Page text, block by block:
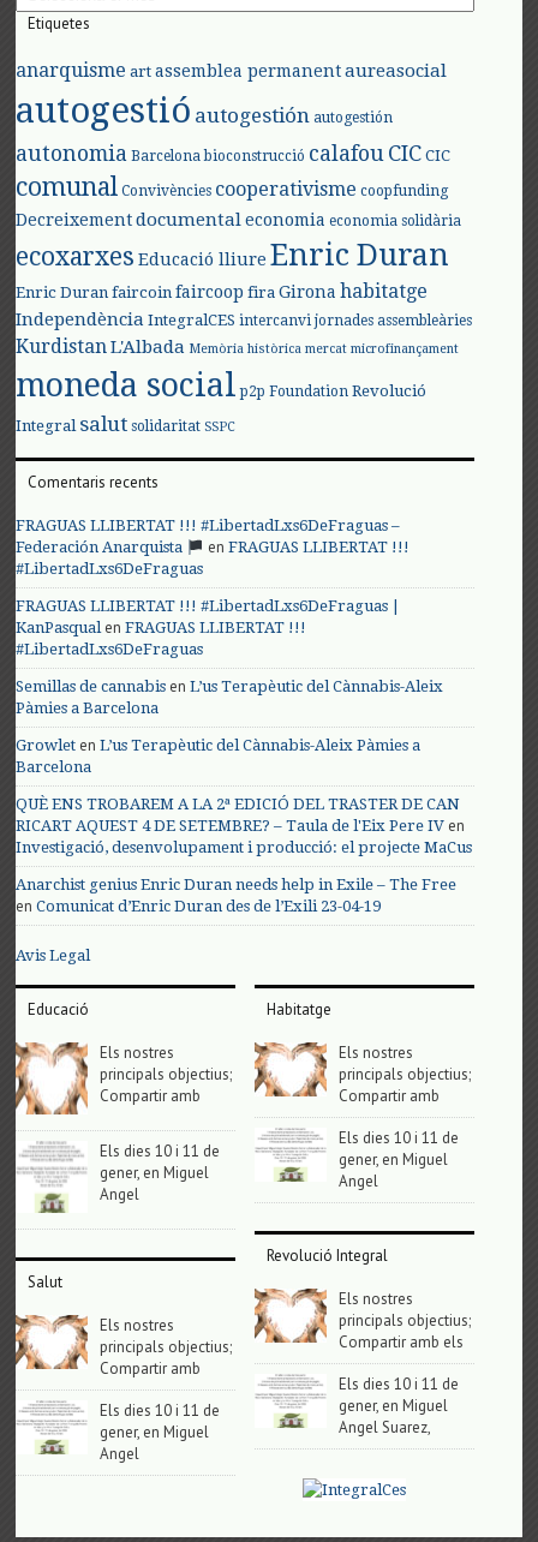
Etiquetes
anarquisme art assemblea permanent aureasocial
autogestió autogestión autogestión
autonomia Barcelona bioconstrucció calafouCIC CIC
comunal Convivències cooperativisme coopfunding
Decreixement documental economia economia solidària
ecoxarxes Educació lliure Enric Duran
Enric Duran faircoin faircoop fira Girona habitatge
Independència IntegralCES intercanvi jornades assembleàries
KurdistanL'Albada Memòria històrica mercat microfinançament
moneda social p2p Foundation Revolució
Integral salut solidaritat SSPC
Comentaris recents
FRAGUAS LLIBERTAT !!! #LibertadLxs6DeFraguas –
Federación Anarquista
enFRAGUAS LLIBERTAT !!!
#LibertadLxs6DeFraguas
FRAGUAS LLIBERTAT !!! #LibertadLxs6DeFraguas |
KanPasqualenFRAGUAS LLIBERTAT !!!
#LibertadLxs6DeFraguas
Semillas de cannabis enL’us Terapèutic del Cànnabis-Aleix
Pàmies a Barcelona
Growlet enL’us Terapèutic del Cànnabis-Aleix Pàmies a
Barcelona
QUÈ ENS TROBAREM A LA 2ª EDICIÓ DEL TRASTER DE CAN
RICART AQUEST 4 DE SETEMBRE? – Taula de l'Eix Pere IV en
Investigació, desenvolupament i producció: el projecte MaCus
Anarchist genius Enric Duran needs help in Exile – The Free
enComunicat d’Enric Duran des de l’Exili 23-04-19
Avis Legal
Educació
Els nostres
principals objectius;
Compartir amb
Els dies 10 i 11 de
gener, en Miguel
Angel
Salut
Els nostres
principals objectius;
Compartir amb
Els dies 10 i 11 de
gener, en Miguel
Angel
Habitatge
Els nostres
principals objectius;
Compartir amb
Els dies 10 i 11 de
gener, en Miguel
Angel
Revolució Integral
Els nostres
principals objectius;
Compartir amb els
Els dies 10 i 11 de
gener, en Miguel
Angel Suarez,